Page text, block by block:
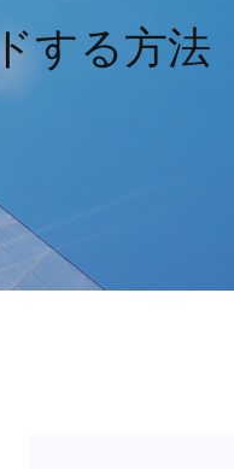
する方法